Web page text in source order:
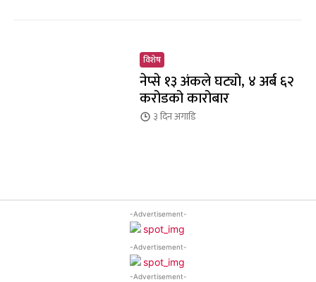
विशेष
नेप्से १३ अंकले घट्यो, ४ अर्ब ६२
करोडको कारोबार
३ दिनअगाडि
-Advertisement-
-Advertisement-
-Advertisement-